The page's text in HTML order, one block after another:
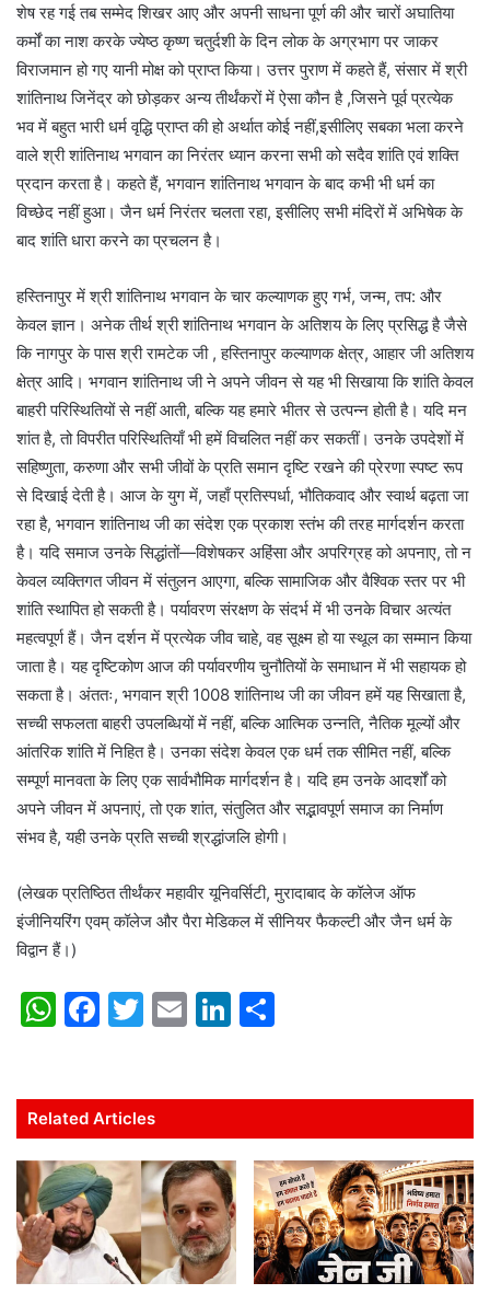
शेष रह गई तब सम्मेद शिखर आए और अपनी साधना पूर्ण की और चारों अघातिया
कर्मों का नाश करके ज्येष्ठ कृष्ण चतुर्दशी के दिन लोक के अग्रभाग पर जाकर
विराजमान हो गए यानी मोक्ष को प्राप्त किया। उत्तर पुराण में कहते हैं, संसार में श्री
शांतिनाथ जिनेंद्र को छोड़कर अन्य तीर्थंकरों में ऐसा कौन है ,जिसने पूर्व प्रत्येक
भव में बहुत भारी धर्म वृद्धि प्राप्त की हो अर्थात कोई नहीं,इसीलिए सबका भला करने
वाले श्री शांतिनाथ भगवान का निरंतर ध्यान करना सभी को सदैव शांति एवं शक्ति
प्रदान करता है। कहते हैं, भगवान शांतिनाथ भगवान के बाद कभी भी धर्म का
विच्छेद नहीं हुआ। जैन धर्म निरंतर चलता रहा, इसीलिए सभी मंदिरों में अभिषेक के
बाद शांति धारा करने का प्रचलन है।
हस्तिनापुर में श्री शांतिनाथ भगवान के चार कल्याणक हुए गर्भ, जन्म, तप: और
केवल ज्ञान। अनेक तीर्थ श्री शांतिनाथ भगवान के अतिशय के लिए प्रसिद्ध है जैसे
कि नागपुर के पास श्री रामटेक जी , हस्तिनापुर कल्याणक क्षेत्र, आहार जी अतिशय
क्षेत्र आदि। भगवान शांतिनाथ जी ने अपने जीवन से यह भी सिखाया कि शांति केवल
बाहरी परिस्थितियों से नहीं आती, बल्कि यह हमारे भीतर से उत्पन्न होती है। यदि मन
शांत है, तो विपरीत परिस्थितियाँ भी हमें विचलित नहीं कर सकतीं। उनके उपदेशों में
सहिष्णुता, करुणा और सभी जीवों के प्रति समान दृष्टि रखने की प्रेरणा स्पष्ट रूप
से दिखाई देती है। आज के युग में, जहाँ प्रतिस्पर्धा, भौतिकवाद और स्वार्थ बढ़ता जा
रहा है, भगवान शांतिनाथ जी का संदेश एक प्रकाश स्तंभ की तरह मार्गदर्शन करता
है। यदि समाज उनके सिद्धांतों—विशेषकर अहिंसा और अपरिग्रह को अपनाए, तो न
केवल व्यक्तिगत जीवन में संतुलन आएगा, बल्कि सामाजिक और वैश्विक स्तर पर भी
शांति स्थापित हो सकती है। पर्यावरण संरक्षण के संदर्भ में भी उनके विचार अत्यंत
महत्वपूर्ण हैं। जैन दर्शन में प्रत्येक जीव चाहे, वह सूक्ष्म हो या स्थूल का सम्मान किया
जाता है। यह दृष्टिकोण आज की पर्यावरणीय चुनौतियों के समाधान में भी सहायक हो
सकता है। अंततः, भगवान श्री 1008 शांतिनाथ जी का जीवन हमें यह सिखाता है,
सच्ची सफलता बाहरी उपलब्धियों में नहीं, बल्कि आत्मिक उन्नति, नैतिक मूल्यों और
आंतरिक शांति में निहित है। उनका संदेश केवल एक धर्म तक सीमित नहीं, बल्कि
सम्पूर्ण मानवता के लिए एक सार्वभौमिक मार्गदर्शन है। यदि हम उनके आदर्शों को
अपने जीवन में अपनाएं, तो एक शांत, संतुलित और सद्भावपूर्ण समाज का निर्माण
संभव है, यही उनके प्रति सच्ची श्रद्धांजलि होगी।
(लेखक प्रतिष्ठित तीर्थंकर महावीर यूनिवर्सिटी, मुरादाबाद के कॉलेज ऑफ
इंजीनियरिंग एवम् कॉलेज और पैरा मेडिकल में सीनियर फैकल्टी और जैन धर्म के
विद्वान हैं।)
W
s
A
p
p
F
e
b
o
o
k
T
er
E
l
Li
e
dI
n
e
Related Articles